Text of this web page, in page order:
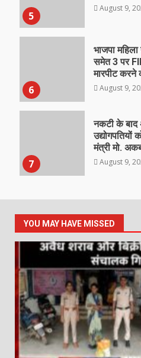
5
August 9,
6
भाजपा महिला
समेत 3 पर
मारपीट
August 9,
7
नकटी के बाद
उद्योगपतियों
मंत्री मो.
August 9,
YOU MAY HAVE MISSED